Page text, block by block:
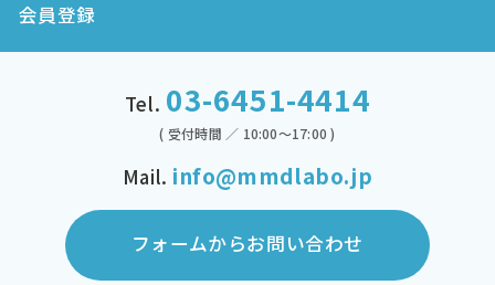
会員登録
Tel. 03-6451-4414
( 受付時間 ／ 10:00～17:00 )
Mail. info@mmdlabo.jp
フォームからお問い合わせ